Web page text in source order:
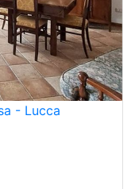
- Lucca